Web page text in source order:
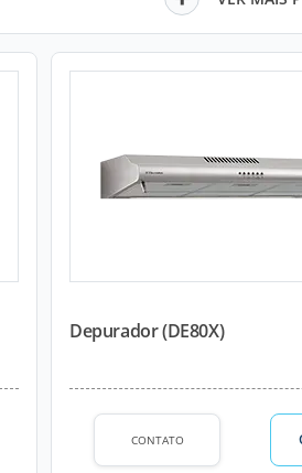
Depurador (DE80X)
CONTATO